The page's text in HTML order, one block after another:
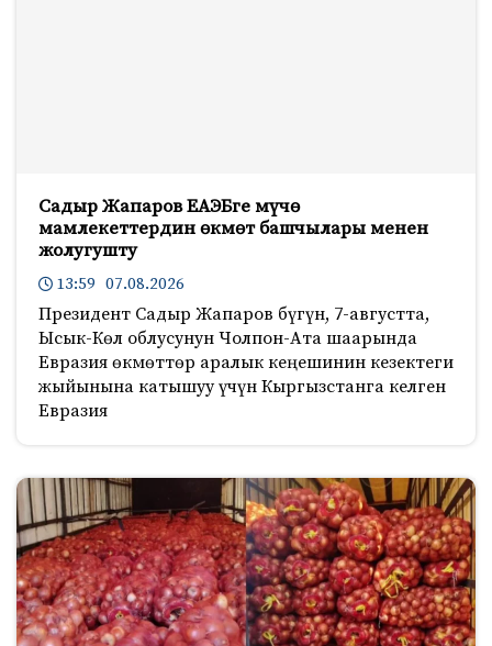
Садыр Жапаров ЕАЭБге мүчө
мамлекеттердин өкмөт башчылары менен
жолугушту
13:59 07.08.2026
Президент Садыр Жапаров бүгүн, 7-августта,
Ысык-Көл облусунун Чолпон-Ата шаарында
Евразия өкмөттөр аралык кеңешинин кезектеги
жыйынына катышуу үчүн Кыргызстанга келген
Евразия